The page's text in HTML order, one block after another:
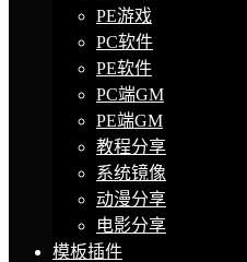
PE游戏
PC软件
PE软件
PC端GM
PE端GM
教程分享
系统镜像
动漫分享
电影分享
模板插件